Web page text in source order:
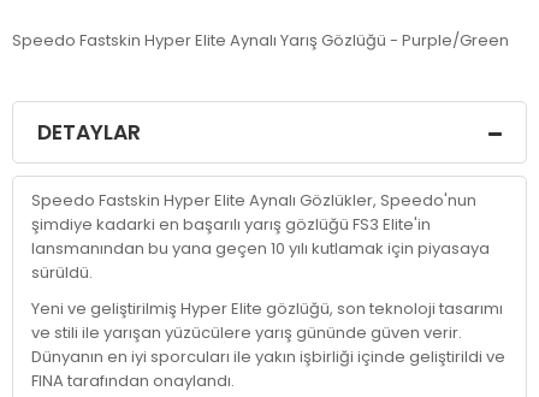
Speedo Fastskin Hyper Elite Aynalı Yarış Gözlüğü - Purple/Green
DETAYLAR
Speedo Fastskin Hyper Elite Aynalı Gözlükler, Speedo'nun
şimdiye kadarki en başarılı yarış gözlüğü FS3 Elite'in
lansmanından bu yana geçen 10 yılı kutlamak için piyasaya
sürüldü.
Yeni ve geliştirilmiş Hyper Elite gözlüğü, son teknoloji tasarımı
ve stili ile yarışan yüzücülere yarış gününde güven verir.
Dünyanın en iyi sporcuları ile yakın işbirliği içinde geliştirildi ve
FINA tarafından onaylandı.